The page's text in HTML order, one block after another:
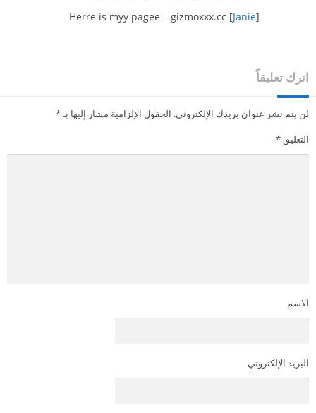
Herre is myy pagee – gizmoxxx.cc [Janie]
اترك تعليقاً
لن يتم نشر عنوان بريدك الإلكتروني. الحقول الإلزامية مشار إليها بـ*
التعليق*
الاسم
البريد الإلكتروني